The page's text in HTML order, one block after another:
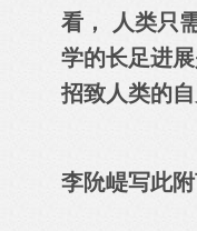
看， 人类只
学的长足进
招致人类的自
李阭崼写此